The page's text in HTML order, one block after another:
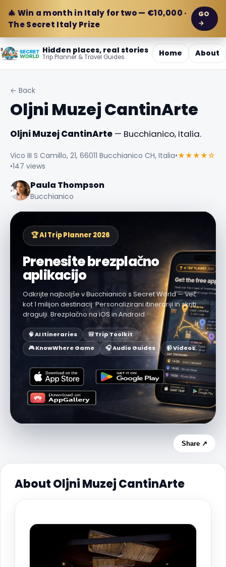
🎄 Win a month in Italy for two — €10,000 ·
The Secret Italy Prize
GO
→
Hidden places, real stories
Trip Planner & Travel Guides Home About
← Back
Oljni Muzej CantinArte
Oljni Muzej CantinArte — Bucchianico, Italia.
Vico III S Camillo, 21, 66011 Bucchianico CH, Italia•★★★★☆
•147 views
Paula Thompson
Bucchianico
🏆 AI Trip Planner 2026
Prenesite brezplačno
aplikacijo
Odkrijte najboljše v Bucchianico s Secret World — več
kot 1 milijon destinacij. Personalizirani itinerariji in skriti
dragulji. Brezplačno na iOS in Android.
🧠 AI Itineraries
🎒 Trip Toolkit
🎮 KnowWhere Game
🎧 Audio Guides 📹 Videos
Share ↗
About Oljni Muzej CantinArte